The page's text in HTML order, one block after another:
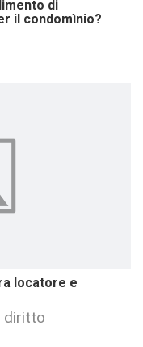
di
il condomìnio?
locatore e
diritto